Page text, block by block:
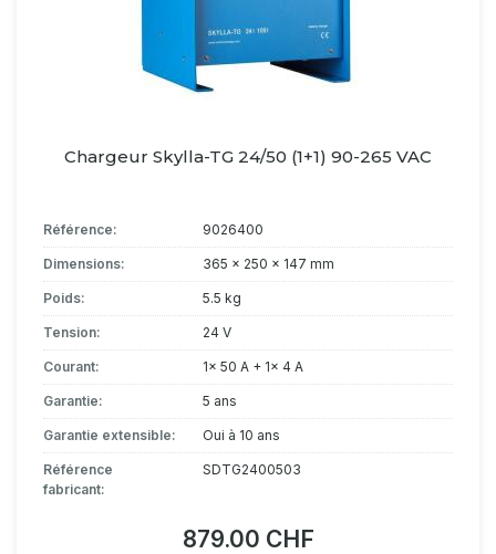
Chargeur Skylla-TG 24/50 (1+1) 90-265 VAC
Référence: 9026400
Dimensions: 365 x 250 x 147 mm
Poids: 5.5 kg
Tension: 24 V
Courant: 1x 50 A + 1x 4 A
Garantie: 5 ans
Garantie extensible: Oui à 10 ans
Référence
fabricant:
SDTG2400503
879.00 CHF